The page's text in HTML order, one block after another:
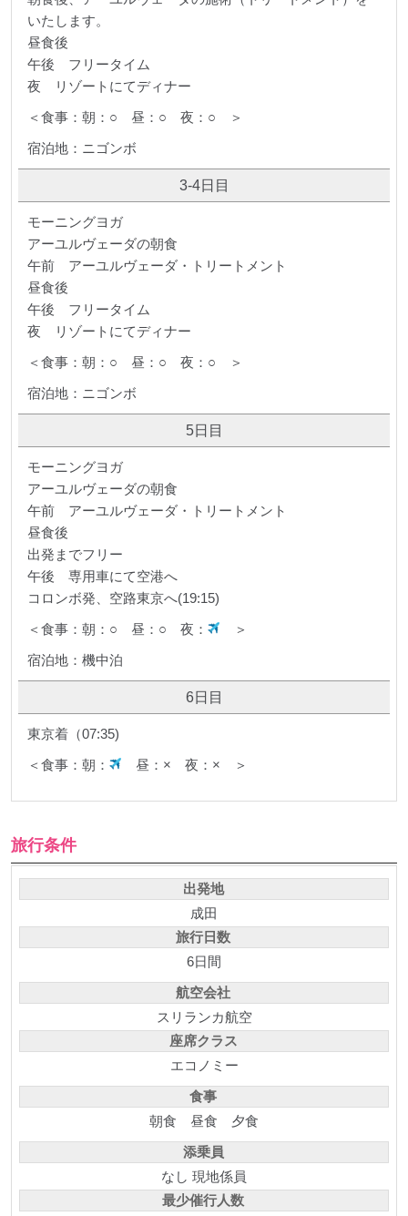
いたします。
昼食後
午後 フリータイム
夜 リゾートにてディナー
＜食事：朝：○ 昼：○ 夜：○ ＞
宿泊地：ニゴンボ
3-4日目
モーニングヨガ
アーユルヴェーダの朝食
午前 アーユルヴェーダ・トリートメント
昼食後
午後 フリータイム
夜 リゾートにてディナー
＜食事：朝：○ 昼：○ 夜：○ ＞
宿泊地：ニゴンボ
5日目
モーニングヨガ
アーユルヴェーダの朝食
午前 アーユルヴェーダ・トリートメント
昼食後
出発までフリー
午後 専用車にて空港へ
コロンボ発、空路東京へ(19:15)
＜食事：朝：○ 昼：○ 夜：
＞
宿泊地：機中泊
6日目
東京着（07:35)
＜食事：朝：
昼：× 夜：× ＞
旅行条件
出発地
成田
旅行日数
6日間
航空会社
スリランカ航空
座席クラス
エコノミー
食事
朝食 昼食 夕食
添乗員
なし 現地係員
最少催行人数